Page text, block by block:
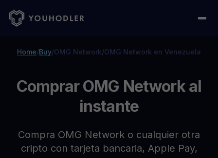
Home/Buy/OMG Network/OMG Network en Venezuela
Comprar OMG Network al
instante
Compra OMG Network o cualquier otra
cripto con tarjeta bancaria, Apple Pay,